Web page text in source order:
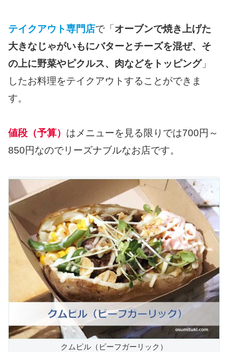
テイクアウト専門店で「 オーブンで焼き上げた
大きなじゃがいもにバターとチーズを混ぜ、そ
の上に野菜やピクルス、肉などをトッピング」
したお料理をテイクアウトすることができま
す。
値段（予算） はメニューを見る限りでは700円～
850円なのでリーズナブルなお店です。
クムピル（ビーフガーリック）